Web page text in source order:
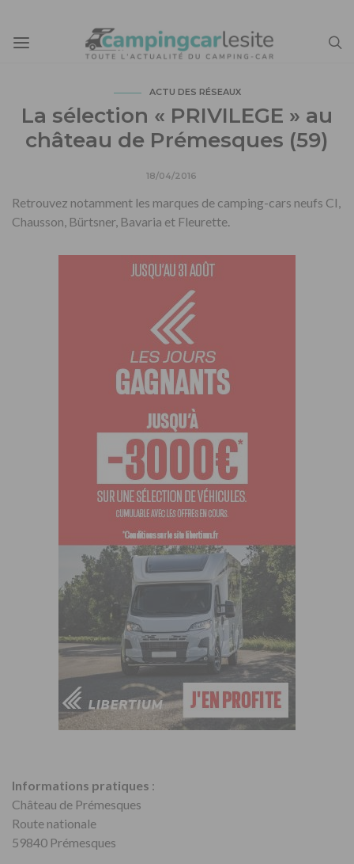
ACTU DES RÉSEAUX
La sélection « PRIVILEGE » au
château de Prémesques (59)
18/04/2016
Retrouvez notamment les marques de camping-cars neufs CI,
Chausson, Bürtsner, Bavaria et Fleurette.
Informations pratiques :
Château de Prémesques
Route nationale
59840 Prémesques